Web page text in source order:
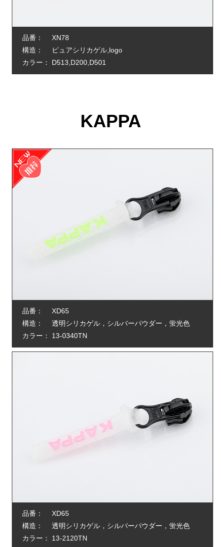
品番：
XN78
構造：
ピュアシリカゲル,logo
カラー：
D513,D200,D501
KAPPA
品番：
XD65
構造：
透明シリカゲル，シルバーパウダー，蛍光色
カラー：
13-0340TN
品番：
XD65
構造：
透明シリカゲル，シルバーパウダー，蛍光色
カラー：
13-2120TN